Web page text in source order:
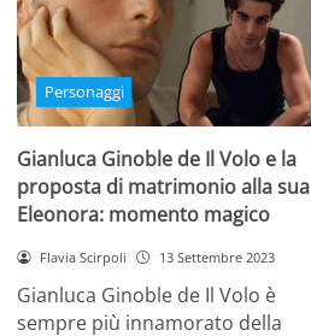
Personaggi
Gianluca Ginoble de Il Volo e la
proposta di matrimonio alla sua
Eleonora: momento magico
Flavia Scirpoli 13 Settembre 2023
Gianluca Ginoble de Il Volo è
sempre più innamorato della